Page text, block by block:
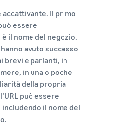
accattivante. Il primo
essere
il nome del negozio.
avuto successo
brevi e parlanti, in
in una o poche
della propria
può essere
il nome del